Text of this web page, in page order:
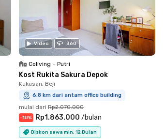
Video 360
Coliving • Putri
Kost Rukita Sakura Depok
Kukusan, Beji
6.8 km dari antam office building
mulai dari Rp2.070.000
-10% Rp1.863.000 /bulan
Diskon sewa min. 12 Bulan